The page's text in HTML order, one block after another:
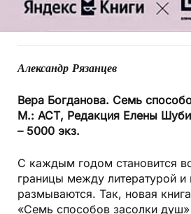
Александр Рязанцев
Вера Богданова. Семь
М.: АСТ, Редакция Елены
– 5000 экз.
С каждым годом становится
границы между литературой
размываются. Так, новая
«Семь способов засолки душ»